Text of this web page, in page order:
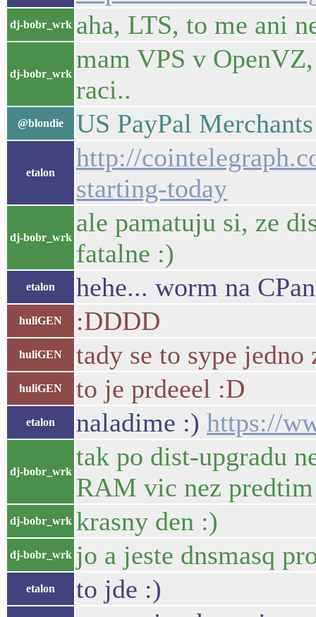
dj-bobr_wrk aha, LTS, to me ani
dj-bobr_wrk
mam VPS v
raci..
@blondie US PayPal
etalon
http://
starting-today
dj-bobr_wrk
ale pamatuju si, ze
fatalne :)
etalon hehe... worm na
huliGEN :DDDD
huliGEN tady se to sype
huliGEN to je prdeeel :D
etalon naladime :) https://
dj-bobr_wrk
tak po dist-upgradu
RAM vic nez predtim
dj-bobr_wrk krasny den :)
dj-bobr_wrk jo a jeste dnsmasq
etalon to jde :)